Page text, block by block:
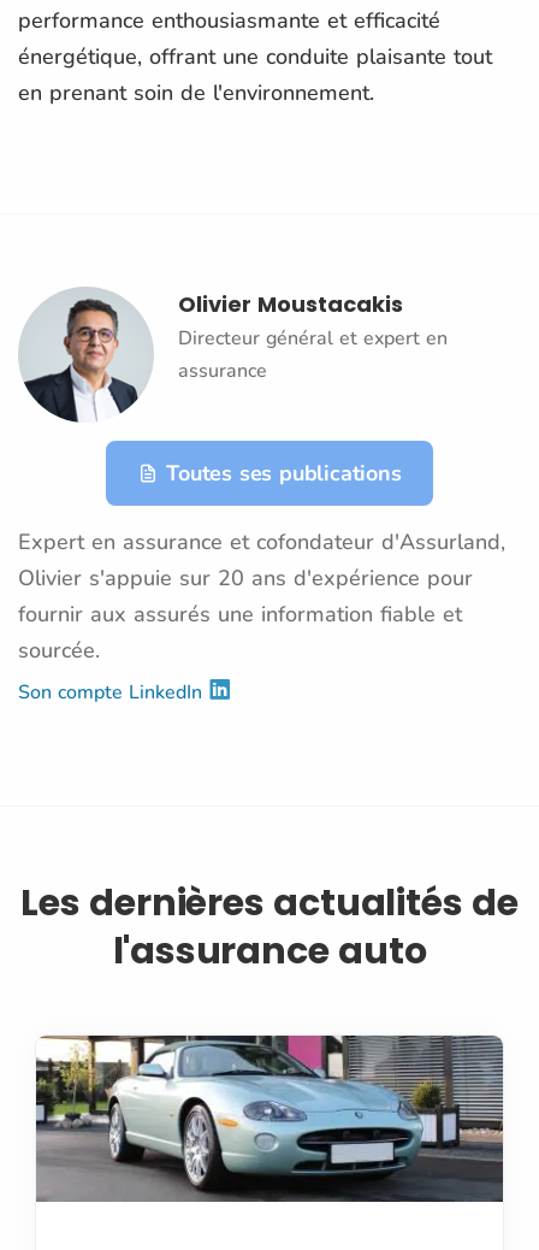
performance enthousiasmante et efficacité
énergétique, offrant une conduite plaisante tout
en prenant soin de l'environnement.
Olivier Moustacakis
Directeur général et expert en
assurance
Toutes ses publications
Expert en assurance et cofondateur d'Assurland,
Olivier s'appuie sur 20 ans d'expérience pour
fournir aux assurés une information fiable et
sourcée.
Son compte LinkedIn
Les dernières actualités de
l'assurance auto